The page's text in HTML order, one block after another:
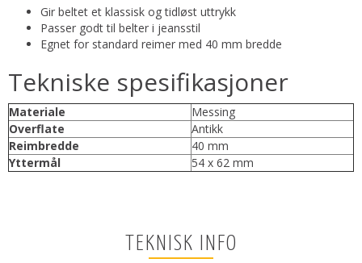
Gir beltet et klassisk og tidløst uttrykk
Passer godt til belter i jeansstil
Egnet for standard reimer med 40 mm bredde
Tekniske spesifikasjoner
Materiale
Messing
Overflate
Antikk
Reimbredde
40 mm
Yttermål
54 x 62 mm
TEKNISK INFO